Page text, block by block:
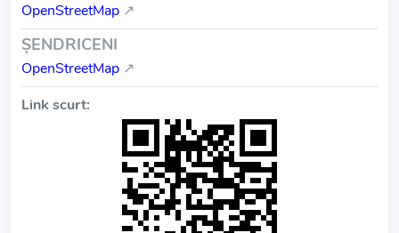
OpenStreetMap ↗
ŞENDRICENI
OpenStreetMap ↗
Link scurt: